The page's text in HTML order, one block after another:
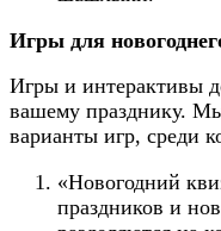
Игры для
Игры и интерактивы
вашему празднику.
варианты игр, среди
«Новогодний
праздников и